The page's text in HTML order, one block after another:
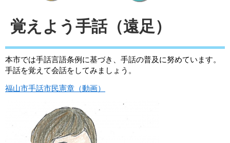
覚えよう手話（遠足）
本市では手話言語条例に基づき、手話の普及に努めています。
手話を覚えて会話をしてみましょう。
福山市手話市民憲章（動画）